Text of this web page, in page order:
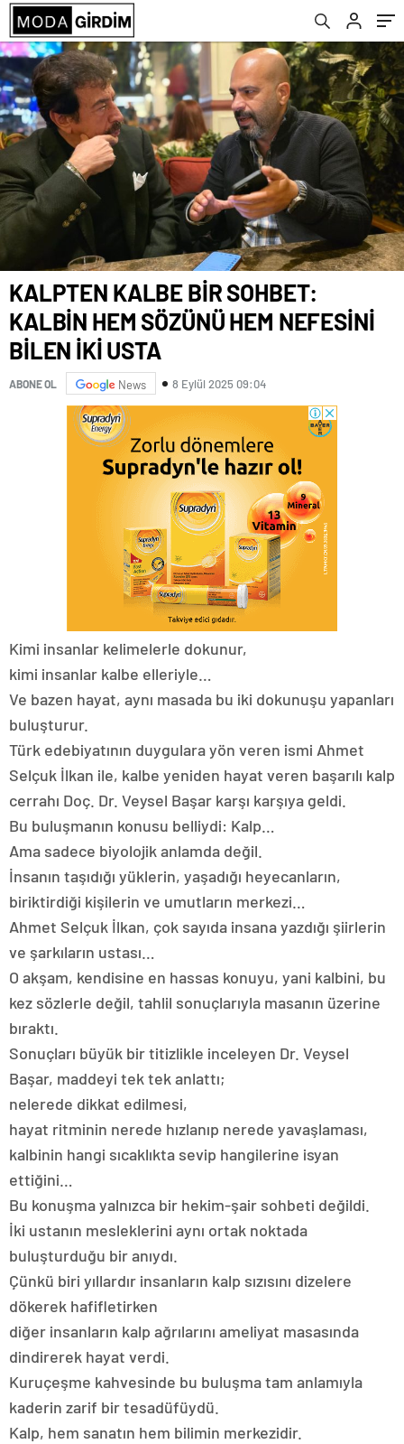
KALPTEN KALBE BİR SOHBET:
KALBİN HEM SÖZÜNÜ HEM NEFESİNİ
BİLEN İKİ USTA
ABONE OL News 8 Eylül 2025 09:04
Kimi insanlar kelimelerle dokunur,
kimi insanlar kalbe elleriyle…
Ve bazen hayat, aynı masada bu iki dokunuşu yapanları
buluşturur.
Türk edebiyatının duygulara yön veren ismi Ahmet
Selçuk İlkan ile, kalbe yeniden hayat veren başarılı kalp
cerrahı Doç. Dr. Veysel Başar karşı karşıya geldi.
Bu buluşmanın konusu belliydi: Kalp…
Ama sadece biyolojik anlamda değil.
İnsanın taşıdığı yüklerin, yaşadığı heyecanların,
biriktirdiği kişilerin ve umutların merkezi…
Ahmet Selçuk İlkan, çok sayıda insana yazdığı şiirlerin
ve şarkıların ustası…
O akşam, kendisine en hassas konuyu, yani kalbini, bu
kez sözlerle değil, tahlil sonuçlarıyla masanın üzerine
bıraktı.
Sonuçları büyük bir titizlikle inceleyen Dr. Veysel
Başar, maddeyi tek tek anlattı;
nelerede dikkat edilmesi,
hayat ritminin nerede hızlanıp nerede yavaşlaması,
kalbinin hangi sıcaklıkta sevip hangilerine isyan
ettiğini…
Bu konuşma yalnızca bir hekim-şair sohbeti değildi.
İki ustanın mesleklerini aynı ortak noktada
buluşturduğu bir anıydı.
Çünkü biri yıllardır insanların kalp sızısını dizelere
dökerek hafifletirken
diğer insanların kalp ağrılarını ameliyat masasında
dindirerek hayat verdi.
Kuruçeşme kahvesinde bu buluşma tam anlamıyla
kaderin zarif bir tesadüfüydü.
Kalp, hem sanatın hem bilimin merkezidir.